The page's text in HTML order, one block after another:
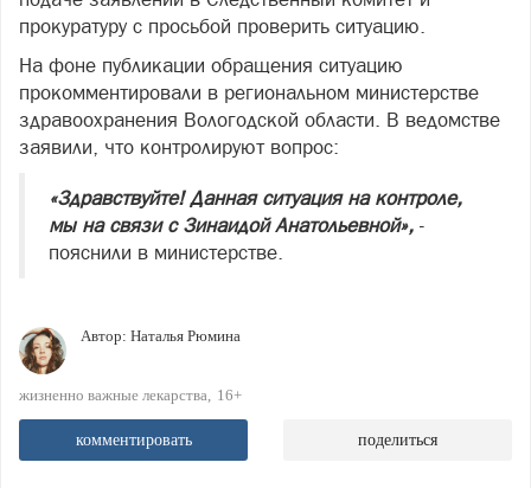
прокуратуру с просьбой проверить ситуацию.
На фоне публикации обращения ситуацию
прокомментировали в региональном министерстве
здравоохранения Вологодской области. В ведомстве
заявили, что контролируют вопрос:
«Здравствуйте! Данная ситуация на контроле,
мы на связи с Зинаидой Анатольевной», -
пояснили в министерстве.
Автор: Наталья Рюмина
жизненно важные лекарства 16+
комментировать поделиться